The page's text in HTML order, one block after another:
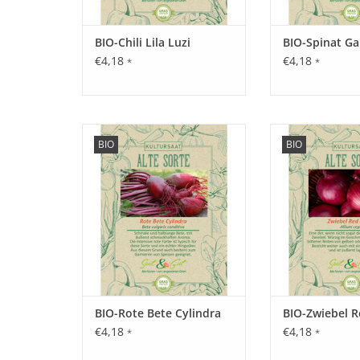
BIO-Chili Lila Luzi
€4,18 *
BIO-Spinat
€4,18 *
BIO
Entdecken Sie unsere seltene,
historische Rote Bete wieder, die
fast in Vergessenheit geraten ist!
ZUM WARENKORB HINZUFÜGEN
BIO-Rote Bete Cylindra
€4,18 *
BIO
Entdecken Sie
historische
fast in
ZUM
BIO-Zwiebel
€4,18 *